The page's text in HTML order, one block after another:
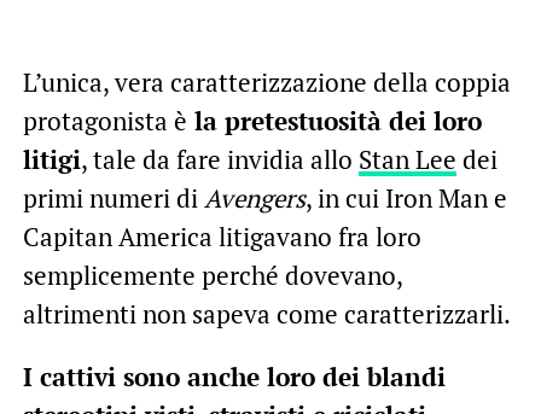
L’unica, vera caratterizzazione della coppia
protagonista è la pretestuosità dei loro
litigi, tale da fare invidia allo Stan Lee dei
primi numeri diAvengers, in cui Iron Man e
Capitan America litigavano fra loro
semplicemente perché dovevano,
altrimenti non sapeva come caratterizzarli.
I cattivi sono anche loro dei blandi